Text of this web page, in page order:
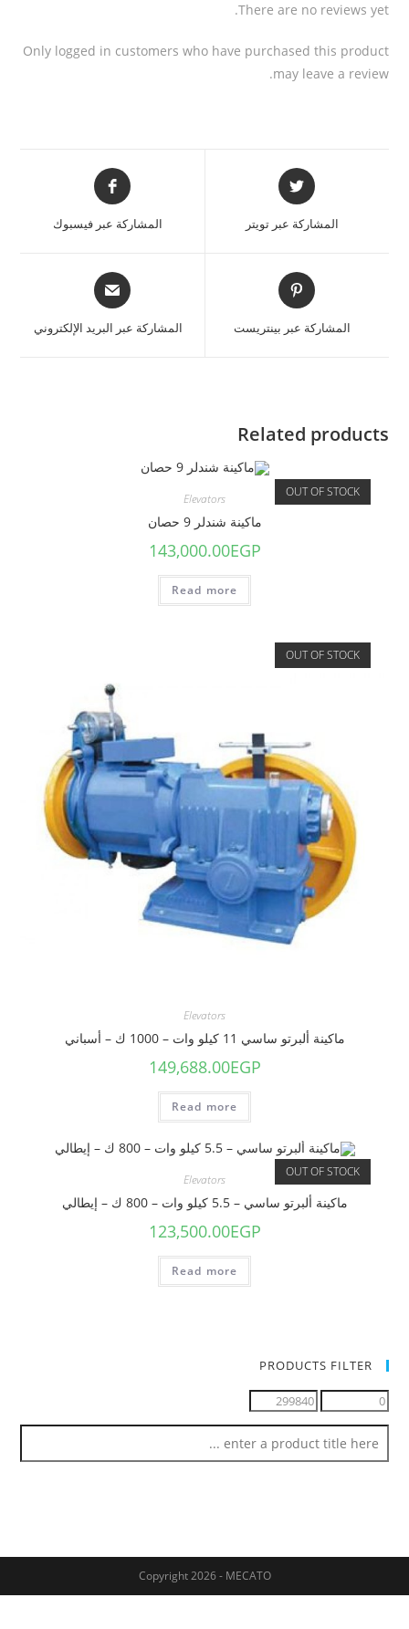
There are no reviews yet.
Only logged in customers who have purchased this product
may leave a review.
المشاركة عبر تويتر المشاركة عبر فيسبوك
المشاركة عبر بينتريست المشاركة عبر البريد الإلكتروني
Related products
OUT OF STOCK
Elevators
ماكينة شندلر 9 حصان
143,000.00EGP
Read more
OUT OF STOCK
Elevators
ماكينة ألبرتو ساسي 11 كيلو وات – 1000 ك – أسباني
149,688.00EGP
Read more
OUT OF STOCK
Elevators
ماكينة ألبرتو ساسي – 5.5 كيلو وات – 800 ك – إيطالي
123,500.00EGP
Read more
PRODUCTS FILTER
Copyright 2026 - MECATO